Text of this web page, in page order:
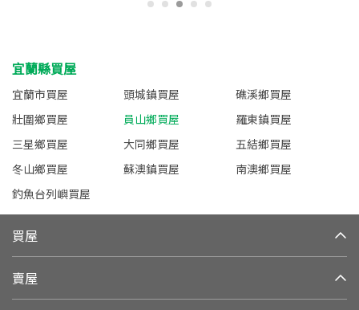
宜蘭縣買屋
宜蘭市買屋 頭城鎮買屋
礁溪鄉買屋
壯圍鄉買屋
員山鄉買屋
羅東鎮買屋
三星鄉買屋
大同鄉買屋
五結鄉買屋
冬山鄉買屋
蘇澳鎮買屋
南澳鄉買屋
釣魚台列嶼買屋
買屋
賣屋